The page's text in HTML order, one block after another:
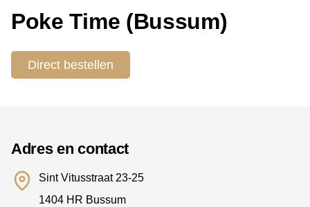
Poke Time (Bussum)
Direct bestellen
Adres en contact
Sint Vitusstraat 23-25
1404 HR Bussum